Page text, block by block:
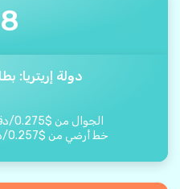
8
دولة إريتريا:
الجوال من $
0.275
/
خط أرضي من $
0.257
/